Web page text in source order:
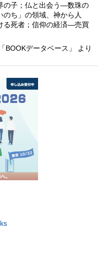
の子；仏と出会う—数珠の
ち」の領域、神から人
る死者；信仰の経済—売買
「BOOKデータベース」 より